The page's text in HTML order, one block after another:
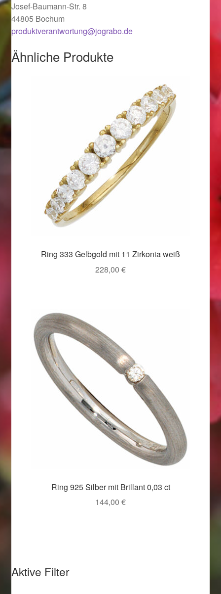
Valentinstag 2016
Valentinstag Geschenke
Vertrag widerrufen
Weihnachtsangebote 2015
Weihnachtsangebote 2016
Weihnachtsangebote 2017
Weihnachtsangebote 2018
Widerrufsrecht
Woocommerce Predictive Search
Josef-Baumann-Str. 8
44805 Bochum
produktverantwortung@jograbo.de
Ähnliche Produkte
Ring 333 Gelbgold mit 11 Zirkonia weiß
228,00 €
Ring 925 Silber mit Brillant 0,03 ct
144,00 €
Aktive Filter